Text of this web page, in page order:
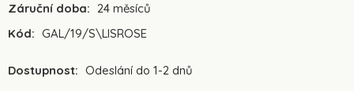
Záruční doba: 24 měsíců
Kód: GAL/19/S\LISROSE
Dostupnost: Odeslání do 1-2 dnů